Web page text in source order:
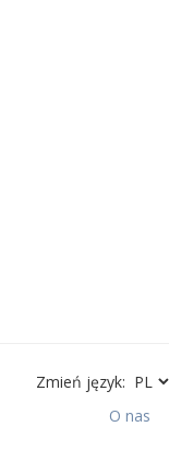
Zmień język:
O nas